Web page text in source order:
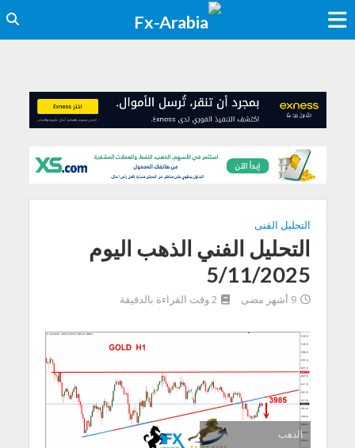
التحليل الفنى
التحليل الفني الذهب اليوم
5/11/2025
9 أشهر مضى 2 وقت القراءة بالدقيقة
الذهب